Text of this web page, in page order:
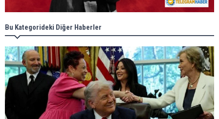
Bu Kategorideki Diğer Haberler